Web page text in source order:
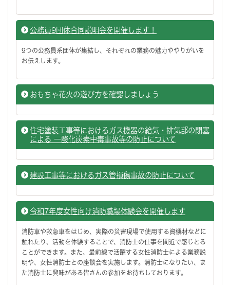
公務員9団体合同説明会を開催します！
9つの公務員系団体が集結し、それぞれの業務の魅力ややりがいを
お伝えします。
おもちゃ花火の遊び方を確認しましょう
住宅塗装工事等におけるガス機器の給気・排気部の閉塞
による 一酸化炭素中毒事故等の防止について
建設工事等におけるガス管損傷事故の防止について
令和7年度女性向け消防職場体験会を開催します
消防車や救急車をはじめ、実際の災害現場で使用する資機材などに
触れたり、活動を体験することで、消防士の仕事を間近で感じとる
ことができます。また、最前線で活躍する女性消防士による業務説
明や、女性消防士との座談会を実施します。消防士になりたい、ま
た消防士に興味がある皆さんの参加をお待ちしております。